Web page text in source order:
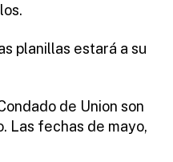
planillas estará a su
de Union son
Las fechas de mayo,